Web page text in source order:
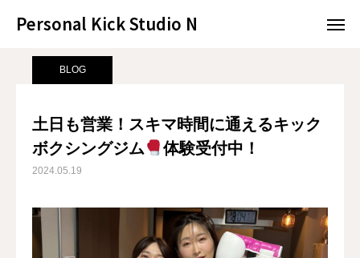
Personal Kick Studio N
サンプルページ BLOG 土日も営業！スキマ時間に通えるキックボクシングジム
BLOG
土日も営業！スキマ時間に通えるキック
ボクシングジム
体験受付中！
2024.05.19
Personal Kick Studio N
BLOG
RESERVATION